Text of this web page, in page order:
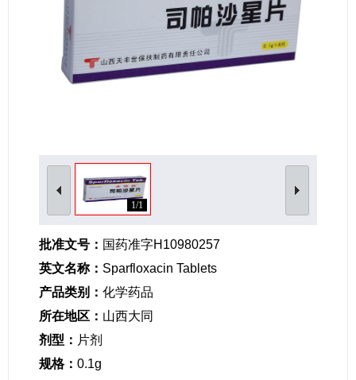
1/1
批准文号： 国药准字H10980257
英文名称： Sparfloxacin Tablets
产品类别： 化学药品
所在地区： 山西大同
剂型： 片剂
规格： 0.1g